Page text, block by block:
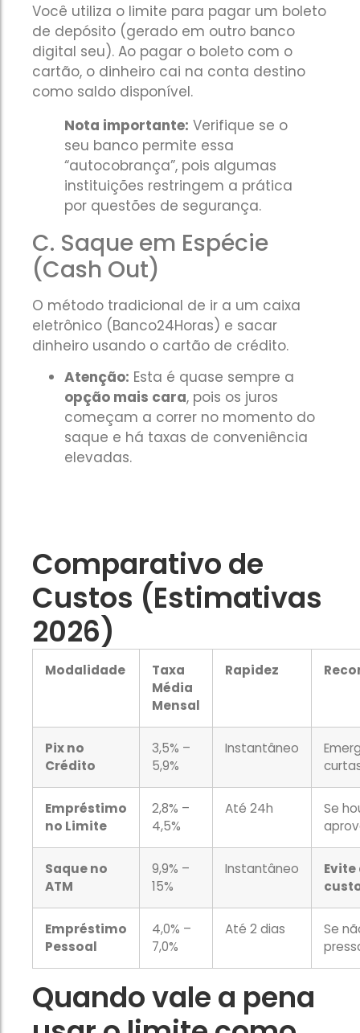
Você utiliza o limite para pagar um boleto
de depósito (gerado em outro banco
digital seu). Ao pagar o boleto com o
cartão, o dinheiro cai na conta destino
como saldo disponível.
Nota importante: Verifique se o
seu banco permite essa
“autocobrança”, pois algumas
instituições restringem a prática
por questões de segurança.
C. Saque em Espécie
(Cash Out)
O método tradicional de ir a um caixa
eletrônico (Banco24Horas) e sacar
dinheiro usando o cartão de crédito.
Atenção: Esta é quase sempre a
opção mais cara, pois os juros
começam a correr no momento do
saque e há taxas de conveniência
elevadas.
Comparativo de
Custos (Estimativas
2026)
Modalidade
Taxa
Média
Mensal
Rapidez
Pix no
Crédito
3,5% –
5,9%
Instantâneo
Empréstimo
no Limite
2,8% –
4,5%
Até 24h
Se
Saque no
ATM
9,9% –
15%
Instantâneo
Empréstimo
Pessoal
4,0% –
7,0%
Até 2 dias
Se
Quando vale a pena